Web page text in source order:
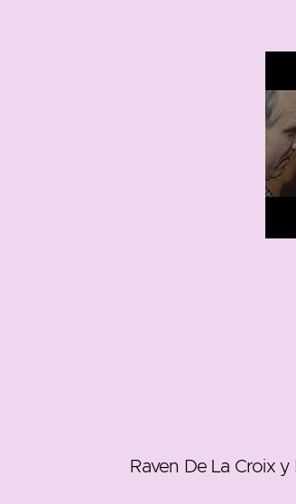
Raven De La Croix